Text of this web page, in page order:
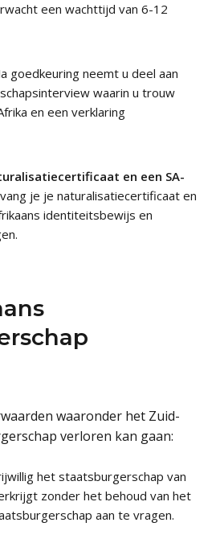
een wachttijd van 6-12
goedkeuring neemt u deel aan
waarin u trouw
en een verklaring
en een SA-
je je naturalisatiecertificaat en
identiteitsbewijs en
waaronder het Zuid-
verloren kan gaan:
het staatsburgerschap van
zonder het behoud van het
aan te vragen.